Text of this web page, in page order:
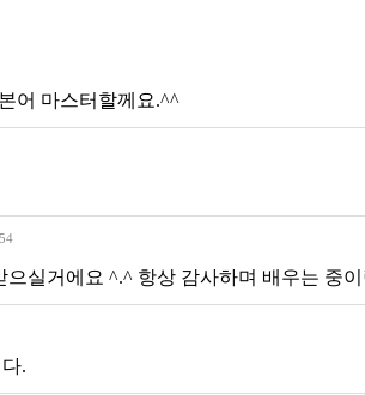
어 마스터할께요.^^
으실거에요 ^.^ 항상 감사하며 배우는 중
.